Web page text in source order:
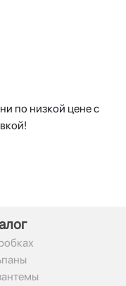
по низкой цене с